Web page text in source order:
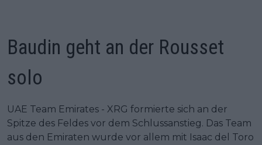
Baudin geht an der Rousset
solo
UAE Team Emirates - XRG formierte sich an der
Spitze des Feldes vor dem Schlussanstieg. Das Team
aus den Emiraten wurde vor allem mit Isaac del Toro